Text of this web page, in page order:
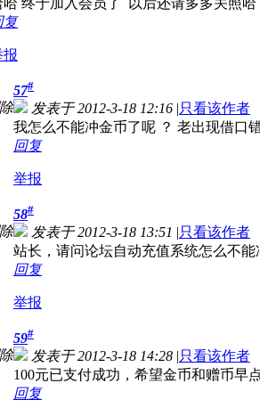
哈 终于加入会员了 以后还请多多关照哈
复
报
57#
发表于 2012-3-18 12:16 |只看该作者
我怎么不能冲金币了呢 ？ 老出现借口
回复
举报
58#
发表于 2012-3-18 13:51 |只看该作者
站长，请问论坛自动充值系统怎么不
回复
举报
59#
发表于 2012-3-18 14:28 |只看该作者
100元已支付成功，希望金币和赠币早
回复